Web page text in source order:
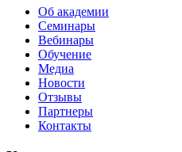
Об академии
Семинары
Вебинары
Обучение
Медиа
Новости
Отзывы
Партнеры
Контакты